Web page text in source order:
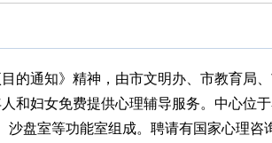
的通知》精神，由市文明办、市教育局
和妇女免费提供心理辅导服务。中心位
沙盘室等功能室组成。聘请有国家心理咨